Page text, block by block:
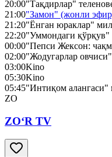
20:00"Тақдирлар"
21:00"Замон" (жонли
21:20"Ёнган юраклар"
22:20"Уммондаги
00:00"Пепси Жексон:
02:00"Жодугарлар
03:00Kino
05:30Kino
05:45"Интиқом алангаси"
ZO
ZO‘R TV